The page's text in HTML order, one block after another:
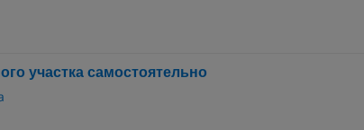
участка самостоятельно